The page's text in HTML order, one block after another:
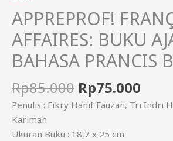
APPREPROF!
AFFAIRES: BUKU
BAHASA PRANCIS
Rp85.000 Rp75.000
Penulis : Fikry Hanif Fauzan, Tri Indri
Karimah
Ukuran Buku : 18,7 x 25 cm